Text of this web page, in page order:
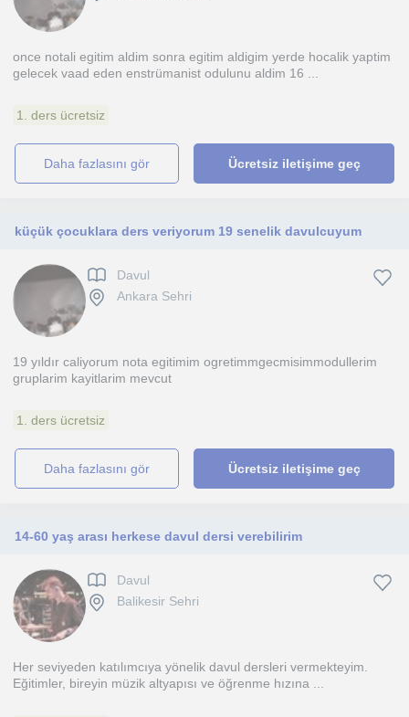
once notali egitim aldim sonra egitim aldigim yerde hocalik yaptim
gelecek vaad eden enstrümanist odulunu aldim 16 ...
1. ders ücretsiz
daha fazlasını gör Ücretsiz iletişime geç
küçük çocuklara ders veriyorum 19 senelik davulcuyum
Davul
Ankara Sehri
19 yıldır caliyorum nota egitimim ogretimmgecmisimmodullerim
gruplarim kayitlarim mevcut
1. ders ücretsiz
daha fazlasını gör Ücretsiz iletişime geç
14-60 yaş arası herkese davul dersi verebilirim
Davul
Balikesir Sehri
Her seviyeden katılımcıya yönelik davul dersleri vermekteyim.
Eğitimler, bireyin müzik altyapısı ve öğrenme hızına ...